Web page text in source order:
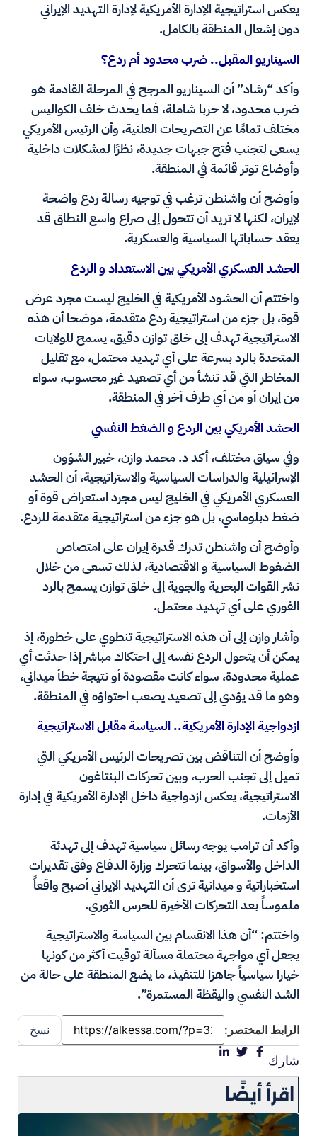
يعكس استراتيجية الإدارة الأمريكية لإدارة التهديد الإيراني
دون إشعال المنطقة بالكامل.
السيناريو المقبل.. ضرب محدود أم ردع؟
وأكد “رشاد” أن السيناريو المرجح في المرحلة القادمة هو
ضرب محدود، لا حربا شاملة، فما يحدث خلف الكواليس
مختلف تمامًا عن التصريحات العلنية، وأن الرئيس الأمريكي
يسعى لتجنب فتح جبهات جديدة، نظرًا لمشكلات داخلية
وأوضاع توتر قائمة في المنطقة.
وأوضح أن واشنطن ترغب في توجيه رسالة ردع واضحة
لإيران، لكنها لا تريد أن تتحول إلى صراع واسع النطاق قد
يعقد حساباتها السياسية والعسكرية.
الحشد العسكري الأمريكي بين الاستعداد و الردع
واختتم أن الحشود الأمريكية في الخليج ليست مجرد عرض
قوة، بل جزء من استراتيجية ردع متقدمة، موضحا أن هذه
الاستراتيجية تهدف إلى خلق توازن دقيق، يسمح للولايات
المتحدة بالرد بسرعة على أي تهديد محتمل، مع تقليل
المخاطر التي قد تنشأ من أي تصعيد غير محسوب، سواء
من إيران أو من أي طرف آخر في المنطقة.
الحشد الأمريكي بين الردع و الضغط النفسي
وفي سياق مختلف، أكد د. محمد وازن، خبير الشؤون
الإسرائيلية والدراسات السياسية والاستراتيجية، أن الحشد
العسكري الأمريكي في الخليج ليس مجرد استعراض قوة أو
ضغط دبلوماسي، بل هو جزء من استراتيجية متقدمة للردع.
وأوضح أن واشنطن تدرك قدرة إيران على امتصاص
الضغوط السياسية و الاقتصادية، لذلك تسعى من خلال
نشر القوات البحرية والجوية إلى خلق توازن يسمح بالرد
الفوري على أي تهديد محتمل.
وأشار وازن إلى أن هذه الاستراتيجية تنطوي على خطورة، إذ
يمكن أن يتحول الردع نفسه إلى احتكاك مباشر إذا حدثت أي
عملية محدودة، سواء كانت مقصودة أو نتيجة خطأ ميداني،
وهو ما قد يؤدي إلى تصعيد يصعب احتواؤه في المنطقة.
ازدواجية الإدارة الأمريكية.. السياسة مقابل الاستراتيجية
وأوضح أن التناقض بين تصريحات الرئيس الأمريكي التي
تميل إلى تجنب الحرب، وبين تحركات البنتاغون
الاستراتيجية، يعكس ازدواجية داخل الإدارة الأمريكية في إدارة
الأزمات.
وأكد أن ترامب يوجه رسائل سياسية تهدف إلى تهدئة
الداخل والأسواق، بينما تتحرك وزارة الدفاع وفق تقديرات
استخباراتية و ميدانية ترى أن التهديد الإيراني أصبح واقعاً
ملموساً بعد التحركات الأخيرة للحرس الثوري.
واختتم: “أن هذا الانقسام بين السياسة والاستراتيجية
يجعل أي مواجهة محتملة مسألة توقيت أكثر من كونها
خيارا سياسياً جاهزا للتنفيذ، ما يضع المنطقة على حالة من
الشد النفسي واليقظة المستمرة”.
الرابط المختصر: نسخ
شارك
اقرأ أيضًا